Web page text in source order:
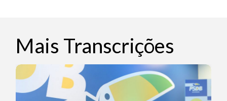
Mais Transcrições